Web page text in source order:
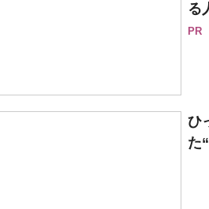
る
PR
ひ
た